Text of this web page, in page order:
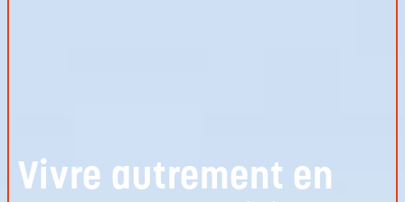
Vivre autrement en